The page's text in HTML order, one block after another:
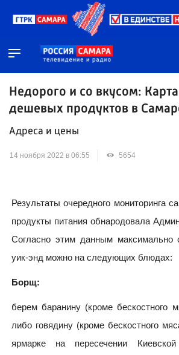
Недорого и со вкусом:
дешевых продуктов в
Адреса и цены
14 ноября 2022 в 06:55 5654
Результаты очередного мониторинга
продукты питания обнародовала
Согласно этим данным максимально
уик-энд можно на следующих блюдах:
Борщ:
берем баранину (кроме бескостного
либо говядину (кроме бескостного
ярмарке на пересечении